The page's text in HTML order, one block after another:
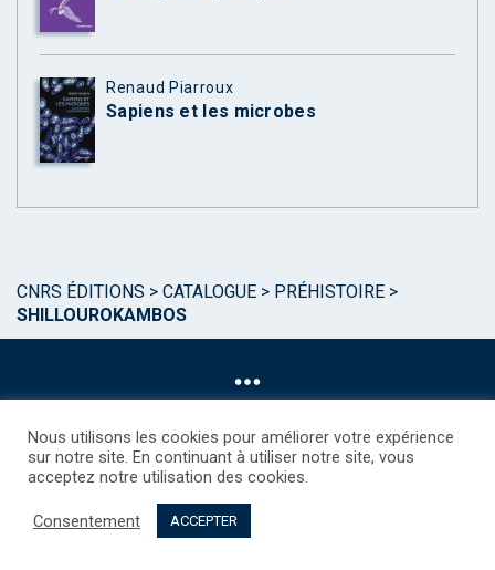
Renaud Piarroux
Sapiens et les microbes
CNRS ÉDITIONS > CATALOGUE > PRÉHISTOIRE >
SHILLOUROKAMBOS
©CNRS EDITIONS 2025
Droits étrangers / Foreign rights
Nous utilisons les cookies pour améliorer votre expérience
sur notre site. En continuant à utiliser notre site, vous
acceptez notre utilisation des cookies.
Consentement ACCEPTER